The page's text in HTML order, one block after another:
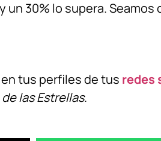
30% lo supera.
tus perfiles de tus redes
de las Estrellas.